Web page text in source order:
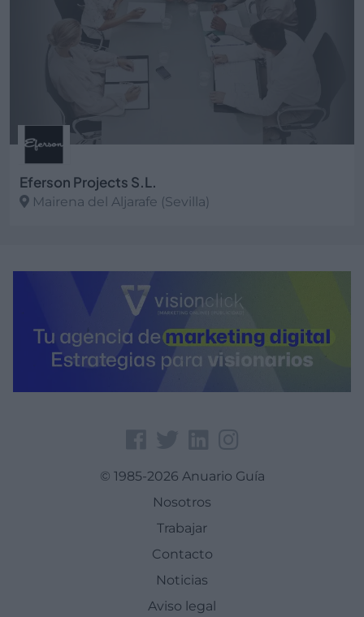
Eferson Projects S.L.
Mairena del Aljarafe (Sevilla)
© 1985-2026 Anuario Guía
Nosotros
Trabajar
Contacto
Noticias
Aviso legal